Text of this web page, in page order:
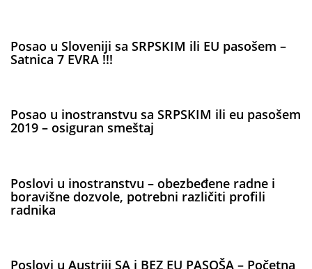
Posao u Sloveniji sa SRPSKIM ili EU pasošem –
Satnica 7 EVRA !!!
Posao u inostranstvu sa SRPSKIM ili eu pasošem
2019 – osiguran smeštaj
Poslovi u inostranstvu – obezbeđene radne i
boravišne dozvole, potrebni različiti profili
radnika
Poslovi u Austriji SA i BEZ EU PASOŠA – Početna